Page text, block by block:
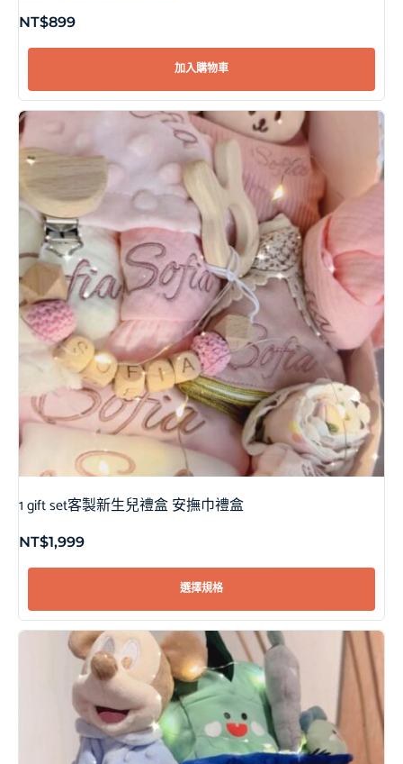
NT$899
加入購物車
1 gift set客製新生兒禮盒 安撫巾禮盒
NT$1,999
選擇規格